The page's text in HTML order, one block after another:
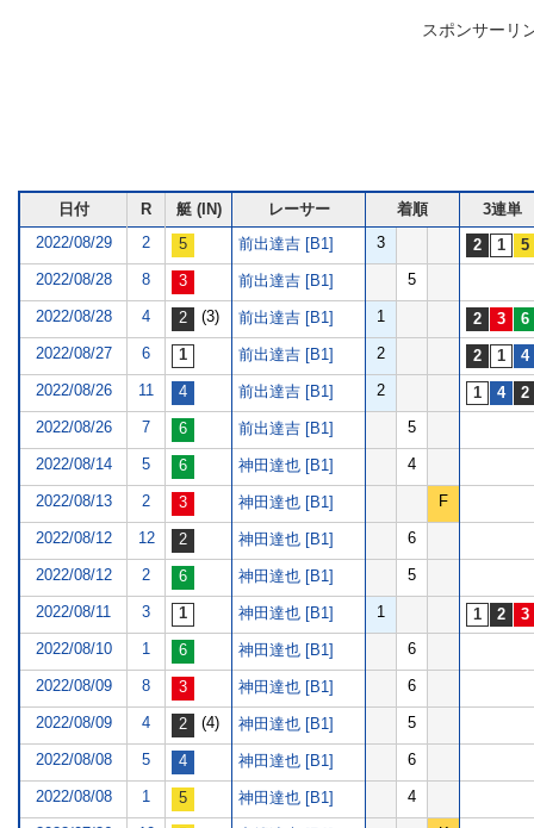
スポンサーリ
日付 R 艇 (IN) レーサー 着順
3連単
2022/08/29
2 前出達吉 [B1] 3
2022/08/28 8 前出達吉 [B1] 5
2022/08/28 4 (3) 前出達吉 [B1] 1
2022/08/27 6 前出達吉 [B1] 2
2022/08/26 11 前出達吉 [B1] 2
2022/08/26 7 前出達吉 [B1] 5
2022/08/14 5 神田達也 [B1] 4
2022/08/13 2 神田達也 [B1] F
2022/08/12 12 神田達也 [B1] 6
2022/08/12 2 神田達也 [B1] 5
2022/08/11 3 神田達也 [B1] 1
2022/08/10 1 神田達也 [B1] 6
2022/08/09 8 神田達也 [B1] 6
2022/08/09 4 (4) 神田達也 [B1] 5
2022/08/08 5 神田達也 [B1] 6
2022/08/08 1 神田達也 [B1] 4